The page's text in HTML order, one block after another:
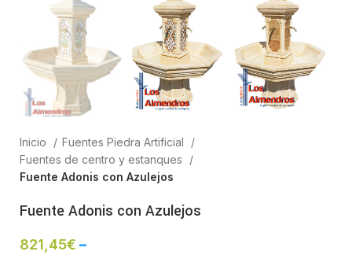
Inicio
Fuentes Piedra Artificial
Fuentes de centro y estanques
Fuente Adonis con Azulejos
Fuente Adonis con Azulejos
821,45€ –